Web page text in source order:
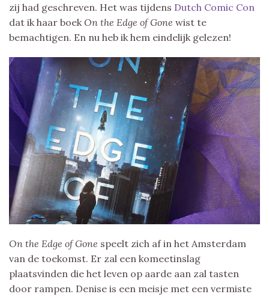
zij had geschreven. Het was tijdens Dutch Comic Con
dat ik haar boek On the Edge of Gone wist te
bemachtigen. En nu heb ik hem eindelijk gelezen!
On the Edge of Gone speelt zich af in het Amsterdam
van de toekomst. Er zal een komeetinslag
plaatsvinden die het leven op aarde aan zal tasten
door rampen. Denise is een meisje met een vermiste